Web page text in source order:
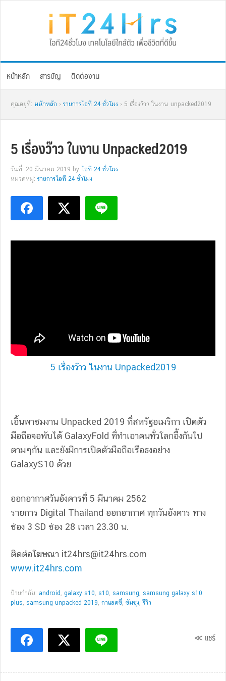
หน้าหลัก สารบัญ ติดต่องาน
คุณอยู่ที่: หน้าหลัก › รายการไอที 24 ชั่วโมง › 5 เรื่องว๊าว ในงาน unpacked2019
5 เรื่องว๊าว ในงาน Unpacked2019
วันที่: 20 มีนาคม 2019 by ไอที 24 ชั่วโมง
หมวดหมู่: รายการไอที 24 ชั่วโมง
5 เรื่องว๊าว ในงาน Unpacked2019
เอิ้นพาชมงาน Unpacked 2019 ที่สหรัฐอเมริกา เปิดตัว
มือถือจอพับได้ GalaxyFold ที่ทำเอาคนทั่วโลกอึ้งกันไป
ตามๆกัน และยังมีการเปิดตัวมือถือเรือธงอย่าง
GalaxyS10 ด้วย
ออกอากาศวันอังคารที่ 5 มีนาคม 2562
รายการ Digital Thailand ออกอากาศ ทุกวันอังคาร ทาง
ช่อง 3 SD ช่อง 28 เวลา 23.30 น.
ติดต่อโฆษณา it24hrs@it24hrs.com
www.it24hrs.com
ป้ายกำกับ: android galaxy s10 s10 samsung
samsung galaxy s10
plus
samsung unpacked 2019 กาแลคซี่ ซัมซุง ,รีวิว
≪ แชร์